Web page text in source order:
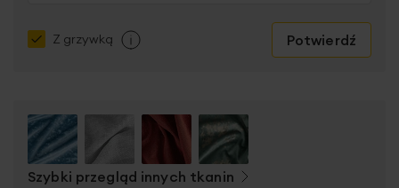
Z grzywką Potwierdź
Szybki przegląd innych tkanin